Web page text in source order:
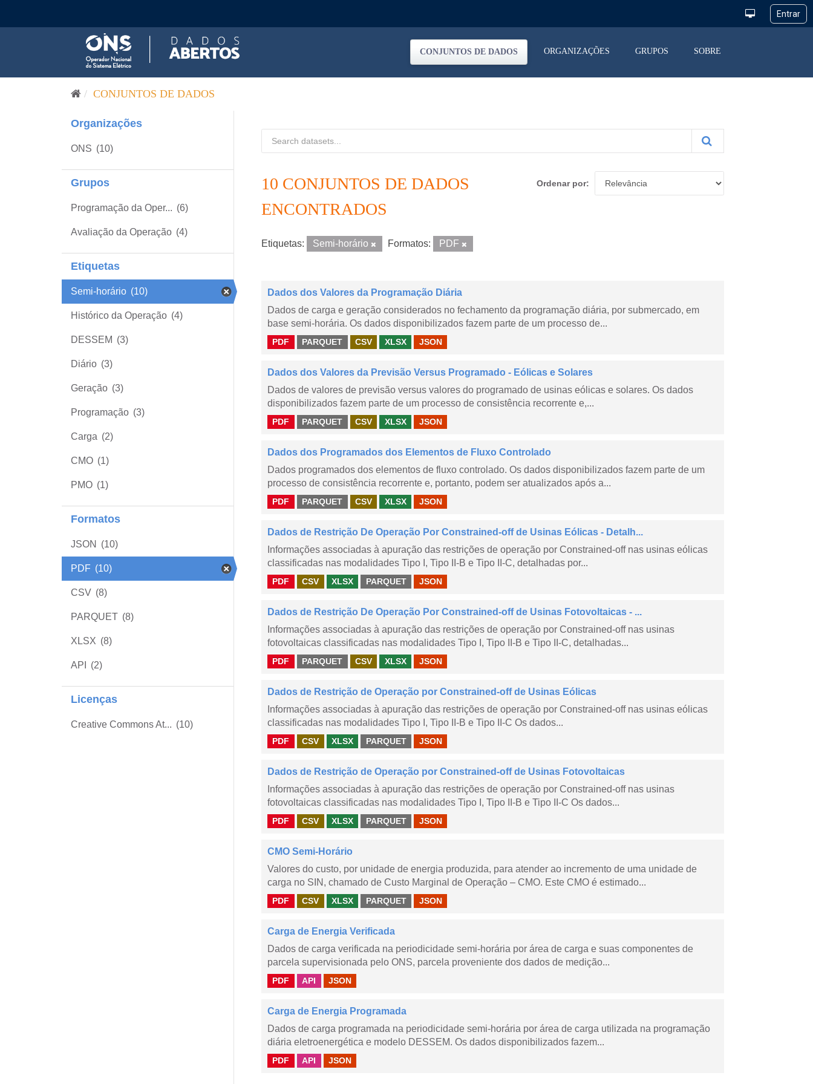
CONJUNTOS DE DADOS ORGANIZAÇÕES GRUPOS SOBRE
CONJUNTOS DE DADOS
Organizações
ONS (10)
Grupos
Programação da Oper... (6)
Avaliação da Operação (4)
Etiquetas
Semi-horário (10)
Histórico da Operação (4)
DESSEM (3)
Diário (3)
Geração (3)
Programação (3)
Carga (2)
CMO (1)
PMO (1)
Formatos
JSON (10)
PDF (10)
CSV (8)
PARQUET (8)
XLSX (8)
API (2)
Licenças
Creative Commons At... (10)
Ordenar por
10 CONJUNTOS DE DADOS
ENCONTRADOS
Etiquetas: Semi-horário Formatos: PDF
Dados dos Valores da Programação Diária
Dados de carga e geração considerados no fechamento da programação diária, por submercado, em
base semi-horária. Os dados disponibilizados fazem parte de um processo de...
PDF PARQUET CSV XLSX JSON
Dados dos Valores da Previsão Versus Programado - Eólicas e Solares
Dados de valores de previsão versus valores do programado de usinas eólicas e solares. Os dados
disponibilizados fazem parte de um processo de consistência recorrente e,...
PDF PARQUET CSV XLSX JSON
Dados dos Programados dos Elementos de Fluxo Controlado
Dados programados dos elementos de fluxo controlado. Os dados disponibilizados fazem parte de um
processo de consistência recorrente e, portanto, podem ser atualizados após a...
PDF PARQUET CSV XLSX JSON
Dados de Restrição De Operação Por Constrained-off de Usinas Eólicas - Detalh...
Informações associadas à apuração das restrições de operação por Constrained-off nas usinas eólicas
classificadas nas modalidades Tipo I, Tipo II-B e Tipo II-C, detalhadas por...
PDF CSV XLSX PARQUET JSON
Dados de Restrição De Operação Por Constrained-off de Usinas Fotovoltaicas - ...
Informações associadas à apuração das restrições de operação por Constrained-off nas usinas
fotovoltaicas classificadas nas modalidades Tipo I, Tipo II-B e Tipo II-C, detalhadas...
PDF PARQUET CSV XLSX JSON
Dados de Restrição de Operação por Constrained-off de Usinas Eólicas
Informações associadas à apuração das restrições de operação por Constrained-off nas usinas eólicas
classificadas nas modalidades Tipo I, Tipo II-B e Tipo II-C Os dados...
PDF CSV XLSX PARQUET JSON
Dados de Restrição de Operação por Constrained-off de Usinas Fotovoltaicas
Informações associadas à apuração das restrições de operação por Constrained-off nas usinas
fotovoltaicas classificadas nas modalidades Tipo I, Tipo II-B e Tipo II-C Os dados...
PDF CSV XLSX PARQUET JSON
CMO Semi-Horário
Valores do custo, por unidade de energia produzida, para atender ao incremento de uma unidade de
carga no SIN, chamado de Custo Marginal de Operação – CMO. Este CMO é estimado...
PDF CSV XLSX PARQUET JSON
Carga de Energia Verificada
Dados de carga verificada na periodicidade semi-horária por área de carga e suas componentes de
parcela supervisionada pelo ONS, parcela proveniente dos dados de medição...
PDF API JSON
Carga de Energia Programada
Dados de carga programada na periodicidade semi-horária por área de carga utilizada na programação
diária eletroenergética e modelo DESSEM. Os dados disponibilizados fazem...
PDF API JSON